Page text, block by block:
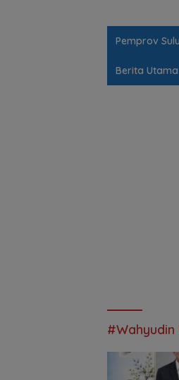
Pemprov
Berita Utama
#Wahyudin